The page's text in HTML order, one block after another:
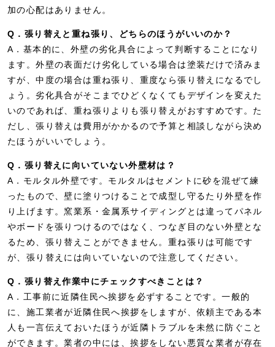
加の心配はありません。
Q．張り替えと重ね張り、どちらのほうがいいのか？
A．基本的に、外壁の劣化具合によって判断することになり
ます。外壁の表面だけ劣化している場合は塗装だけで済みま
すが、中度の場合は重ね張り、重度なら張り替えになるでし
ょう。劣化具合がそこまでひどくなくてもデザインを変えた
いのであれば、重ね張りよりも張り替えがおすすめです。た
だし、張り替えは費用がかかるので予算と相談しながら決め
たほうがいいでしょう。
Q．張り替えに向いていない外壁材は？
A．モルタル外壁です。モルタルはセメントに砂を混ぜて練
ったもので、壁に塗りつけることで成型し守るたり外壁を作
り上げます。窯業系・金属系サイディングとは違ってパネル
やボードを張りつけるのではなく、つなぎ目のない外壁とな
るため、張り替えことができません。重ね張りは可能です
が、張り替えには向いていないので注意してください。
Q．張り替え作業中にチェックすべきことは？
A．工事前に近隣住民へ挨拶を必ずすることです。一般的
に、施工業者が近隣住民へ挨拶をしますが、依頼主である本
人も一言伝えておいたほうが近隣トラブルを未然に防ぐこと
ができます。業者の中には、挨拶をしない悪質な業者が存在